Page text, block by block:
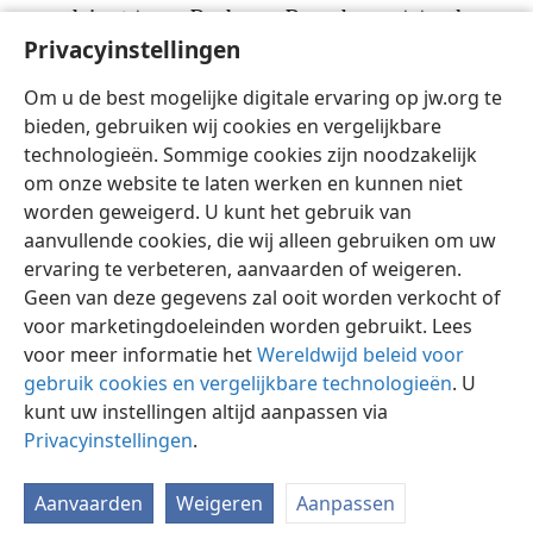
Privacyinstellingen
Om u de best mogelijke digitale ervaring op jw.org te
bieden, gebruiken wij cookies en vergelijkbare
technologieën. Sommige cookies zijn noodzakelijk
om onze website te laten werken en kunnen niet
worden geweigerd. U kunt het gebruik van
aanvullende cookies, die wij alleen gebruiken om uw
ervaring te verbeteren, aanvaarden of weigeren.
Geen van deze gegevens zal ooit worden verkocht of
voor marketingdoeleinden worden gebruikt. Lees
voor meer informatie hetWereldwijd beleid voor
gebruik cookies en vergelijkbare technologieën. U
kunt uw instellingen altijd aanpassen via
Privacyinstellingen.
Aanvaarden Weigeren Aanpassen
vervolging+tegen Paulus en Barnabas ontstond en
joegen hen het gebied uit.
Iko̱nium. + 52 En de discipelen bleven vervuld met
vreugde + en heilige geest.
Nederlands Delen Instellingen
Copyright © 2026 Watch Tower Bible and Tract Society of Pennsylvania
Gebruiksvoorwaarden Privacybeleid
Privacyinstellingen
JW.ORG
Inloggen